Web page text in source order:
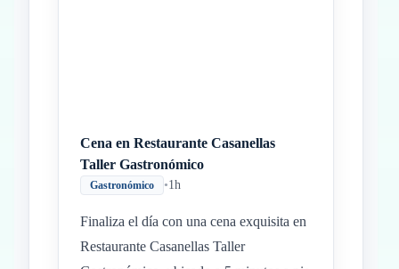
Cena en Restaurante Casanellas
Taller Gastronómico
Gastronómico •1h
Finaliza el día con una cena exquisita en
Restaurante Casanellas Taller